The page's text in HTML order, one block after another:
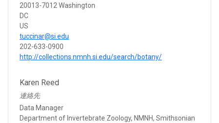
20013-7012 Washington
DC
US
tuccinar@si.edu
202-633-0900
http://collections.nmnh.si.edu/search/botany/
Karen Reed
連絡先
Data Manager
Department of Invertebrate Zoology, NMNH, Smithsonian